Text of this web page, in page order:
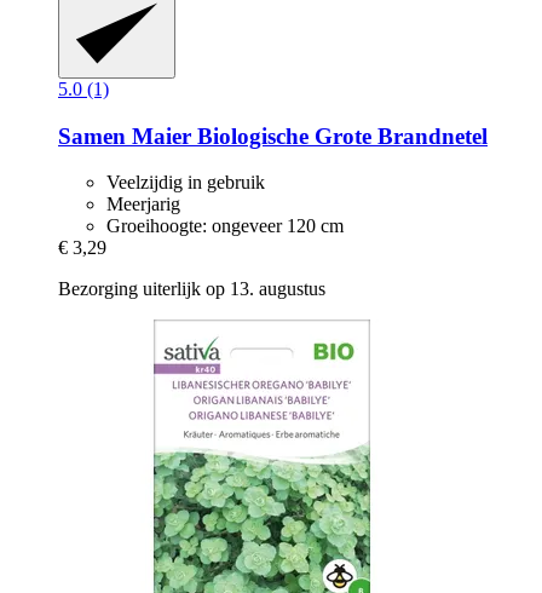
5.0 (1)
Samen Maier Biologische Grote Brandnetel
Veelzijdig in gebruik
Meerjarig
Groeihoogte: ongeveer 120 cm
€ 3,29
Bezorging uiterlijk op 13. augustus